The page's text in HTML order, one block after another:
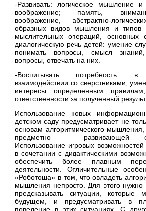
-Развивать: логическое мышление и
воображение; память,
воображение, абстрактно-
образных видов мышления и типов
мыслительных операций, основных
диалогическую речь детей: умение
понимать вопросы, смысл
вопросы, отвечать на них.
-Воспитывать потребность в
взаимодействии со сверстниками,
интересы определенным
ответственности за полученный
Использование новых
детском саду предусматривает не
основам алгоритмического
предметно – развивающей
Использование игровых
в сочетании с дидактическими
обеспечить более плавным
деятельности. Отличительные
«Роботоша» в том, что овладеть
мышления непросто. Для этого нужно
предсказывать ситуации, которые
будущем, и предусматривать в
поведение в этих ситуациях. С